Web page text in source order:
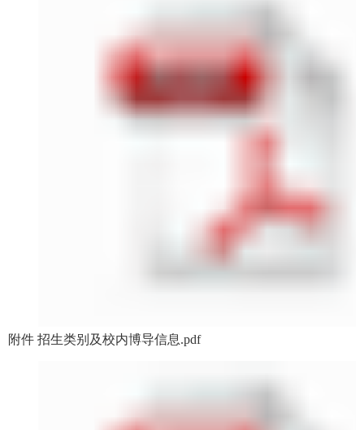
附件 招生类别及校内博导信息.pdf